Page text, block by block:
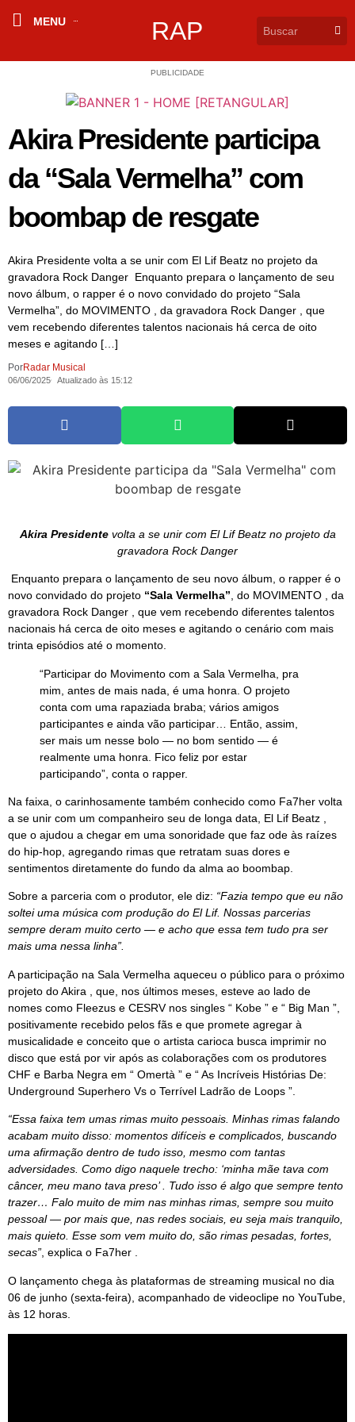
MENU RAP
PUBLICIDADE
Akira Presidente participa
da “Sala Vermelha” com
boombap de resgate
Akira Presidente volta a se unir com El Lif Beatz no projeto da
gravadora Rock Danger Enquanto prepara o lançamento de seu
novo álbum, o rapper é o novo convidado do projeto “Sala
Vermelha”, do MOVIMENTO , da gravadora Rock Danger , que
vem recebendo diferentes talentos nacionais há cerca de oito
meses e agitando […]
PorRadar Musical
06/06/2025 Atualizado às 15:12
Akira Presidentevolta a se unir com El Lif Beatz no projeto da
gravadora Rock Danger
Enquanto prepara o lançamento de seu novo álbum, o rapper é o
novo convidado do projeto “Sala Vermelha” , do MOVIMENTO , da
gravadora Rock Danger , que vem recebendo diferentes talentos
nacionais há cerca de oito meses e agitando o cenário com mais
trinta episódios até o momento.
“Participar do Movimento com a Sala Vermelha, pra
mim, antes de mais nada, é uma honra. O projeto
conta com uma rapaziada braba; vários amigos
participantes e ainda vão participar… Então, assim,
ser mais um nesse bolo — no bom sentido — é
realmente uma honra. Fico feliz por estar
participando”, conta o rapper.
Na faixa, o carinhosamente também conhecido como Fa7her volta
a se unir com um companheiro seu de longa data, El Lif Beatz ,
que o ajudou a chegar em uma sonoridade que faz ode às raízes
do hip-hop, agregando rimas que retratam suas dores e
sentimentos diretamente do fundo da alma ao boombap.
Sobre a parceria com o produtor, ele diz: “Fazia tempo que eu não
soltei uma música com produção do El Lif. Nossas parcerias
sempre deram muito certo — e acho que essa tem tudo pra ser
mais uma nessa linha”.
A participação na Sala Vermelha aqueceu o público para o próximo
projeto do Akira , que, nos últimos meses, esteve ao lado de
nomes como Fleezus e CESRV nos singles “ Kobe ” e “ Big Man ”,
positivamente recebido pelos fãs e que promete agregar à
musicalidade e conceito que o artista carioca busca imprimir no
disco que está por vir após as colaborações com os produtores
CHF e Barba Negra em “ Omertà ” e “ As Incríveis Histórias De:
Underground Superhero Vs o Terrível Ladrão de Loops ”.
“Essa faixa tem umas rimas muito pessoais. Minhas rimas falando
acabam muito disso: momentos difíceis e complicados, buscando
uma afirmação dentro de tudo isso, mesmo com tantas
adversidades. Como digo naquele trecho: ‘minha mãe tava com
câncer, meu mano tava preso’ . Tudo isso é algo que sempre tento
trazer… Falo muito de mim nas minhas rimas, sempre sou muito
pessoal — por mais que, nas redes sociais, eu seja mais tranquilo,
mais quieto. Esse som vem muito do, são rimas pesadas, fortes,
secas” , explica o Fa7her .
O lançamento chega às plataformas de streaming musical no dia
06 de junho (sexta-feira), acompanhado de videoclipe no YouTube,
às 12 horas.